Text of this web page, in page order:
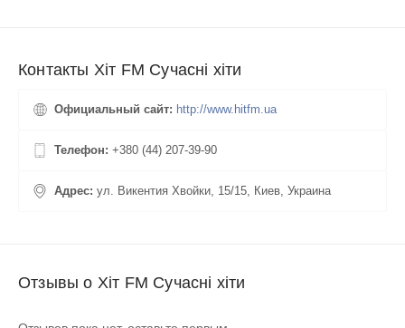
Контакты Хіт FM Сучасні хіти
Официальный сайт: http://www.hitfm.ua
Телефон: +380 (44) 207-39-90
Адрес: ул. Викентия Хвойки, 15/15, Киев, Украина
Отзывы о Хіт FM Сучасні хіти